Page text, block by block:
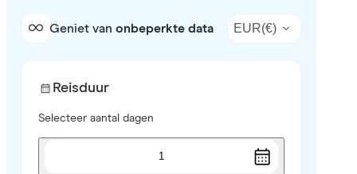
Geniet van onbeperkte data EUR(€)
Reisduur
Selecteer aantal dagen
1